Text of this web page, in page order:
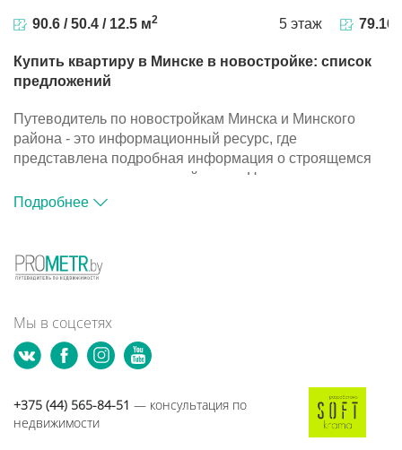
90.6 / 50.4 / 12.5 м2 5 этаж 79.16
Купить квартиру в Минске в новостройке: список
предложений
Путеводитель по новостройкам Минска и Минского
района - это информационный ресурс, где
представлена подробная информация о строящемся
жилье и компаниях-застройщиках. На портале
размещена база объектов, с помощью которой вы
Путеводитель по новостройкам Минска и Минского
района - это информационный ресурс, где
жилье и компаниях-застройщиках. На портале
размещена база объектов, с помощью которой вы
сможете подобрать подходящий вариант для покупки
Подробнее
Мы в соцсетях
+375 (44) 565-84-51 — консультация по
недвижимости